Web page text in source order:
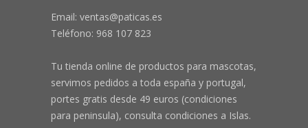
Email: ventas@paticas.es
Teléfono: 968 107 823
Tu tienda online de productos para mascotas,
servimos pedidos a toda españa y portugal,
portes gratis desde 49 euros (condiciones
para peninsula), consulta condiciones a Islas.